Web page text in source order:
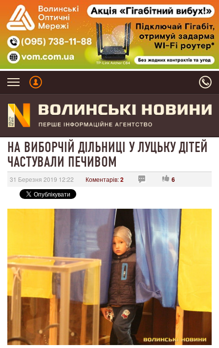
НА ВИБОРЧІЙ ДІЛЬНИЦІ У ЛУЦЬКУ ДІТЕЙ
ЧАСТУВАЛИ ПЕЧИВОМ
31 Березня 2019 12:22 Коментарів:2 6